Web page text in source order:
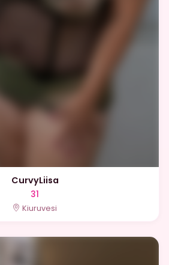
CurvyLiisa
31
Kiuruvesi